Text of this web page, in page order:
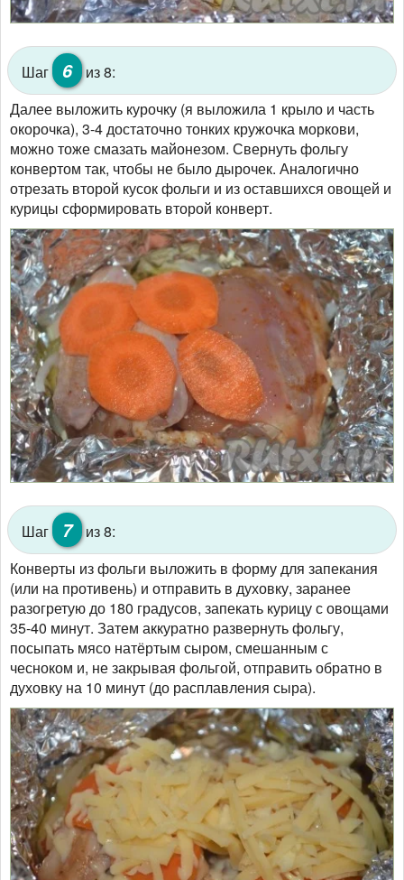
Шаг 6
из 8:
Далее выложить курочку (я выложила 1 крыло и часть
окорочка), 3-4 достаточно тонких кружочка моркови,
можно тоже смазать майонезом. Свернуть фольгу
конвертом так, чтобы не было дырочек. Аналогично
отрезать второй кусок фольги и из оставшихся овощей и
курицы сформировать второй конверт.
Шаг 7
из 8:
Конверты из фольги выложить в форму для запекания
(или на противень) и отправить в духовку, заранее
разогретую до 180 градусов, запекать курицу с овощами
35-40 минут. Затем аккуратно развернуть фольгу,
посыпать мясо натёртым сыром, смешанным с
чесноком и, не закрывая фольгой, отправить обратно в
духовку на 10 минут (до расплавления сыра).